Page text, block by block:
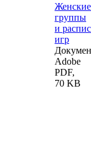
Женские
группы
и
игр
Adobe
PDF,
70 KB